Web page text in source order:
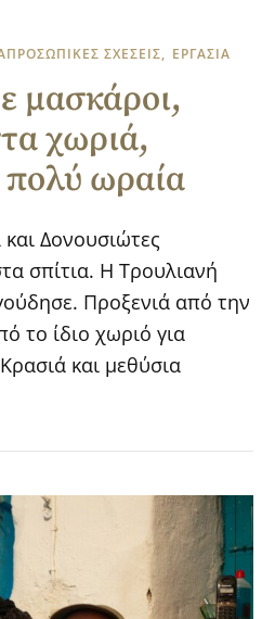
ΣΧΕΣΕΙΣ ΕΡΓΑΣΙΑ
μασκάροι,
χωριά,
ωραία
και Δονουσιώτες
σπίτια. Η Τρουλιανή
Προξενιά από την
το ίδιο χωριό για
και μεθύσια